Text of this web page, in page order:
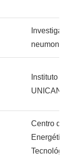
neumonía
Instituto
UNICAN
Centro de